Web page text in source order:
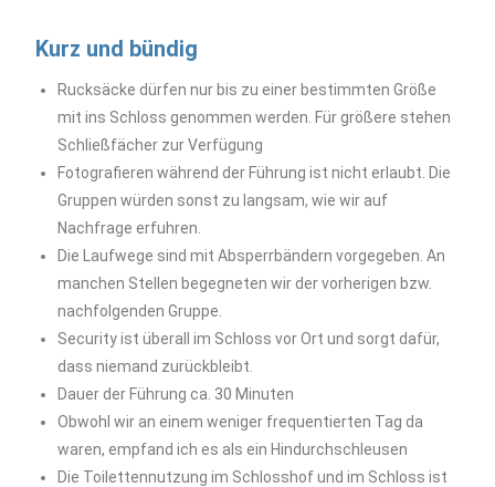
Kurz und bündig
Rucksäcke dürfen nur bis zu einer bestimmten Größe
mit ins Schloss genommen werden. Für größere stehen
Schließfächer zur Verfügung
Fotografieren während der Führung ist nicht erlaubt. Die
Gruppen würden sonst zu langsam, wie wir auf
Nachfrage erfuhren.
Die Laufwege sind mit Absperrbändern vorgegeben. An
manchen Stellen begegneten wir der vorherigen bzw.
nachfolgenden Gruppe.
Security ist überall im Schloss vor Ort und sorgt dafür,
dass niemand zurückbleibt.
Dauer der Führung ca. 30 Minuten
Obwohl wir an einem weniger frequentierten Tag da
waren, empfand ich es als ein Hindurchschleusen
Die Toilettennutzung im Schlosshof und im Schloss ist